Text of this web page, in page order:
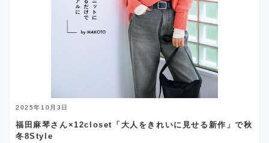
2025年10月3日
福田麻琴さん×12closet「大人をきれいに見せる新作」で秋
冬8Style